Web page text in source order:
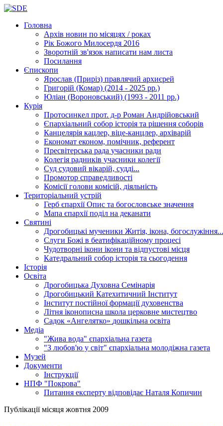
Головна
Архів новин по місяцях / роках
Рік Божого Милосердя 2016
Зворотній зв'язок написати нам листа
Посилання
Єпископи
Ярослав (Приріз) правлячий архиєрей
Григорій (Комар) (2014 - 2025 рр.)
Юліан (Вороновський) (1993 - 2011 рр.)
Курія
Протосинкел прот. д-р Роман Андрійовський
Єпархіальний собор історія та рішення соборів
Канцелярія кацлер, віце-канцлер, архіварій
Економат економ, помічник, референт
Пресвітерська рада учасники ради
Колегія радників учасники колегії
Суд судовий вікарій, судді...
Промотор справедливості
Комісіїголови комісій, діяльність
Територіальний устрій
Герб єпархіїОпис та богословське значення
Мапа єпархіїподіл на деканати
Святині
Дрогобицькі мученики Житія, ікона, богослужіння...
Слуги Божі в беатифікаційному процесі
Чудотворні ікони ікони та відпустові місця
Катедральний собор історія та сьогодення
Історія
Освіта
Дрогобицька Духовна Семінарія
Дрогобицький Катехитичний Інститут
Інститут постійної формації духовенства
Літня іконописна школа церковне мистецтво
Садок «Ангелятко» дошкільна освіта
Медіа
"Жива вода" єпархіальна газета
"З любов'ю у світ" єпархіальна молодіжна газета
Музей
Документи
Інструкції
НПФ "Покрова"
Питання експерту відповідає Наталя Копичин
Публікації місяця жовтня 2009